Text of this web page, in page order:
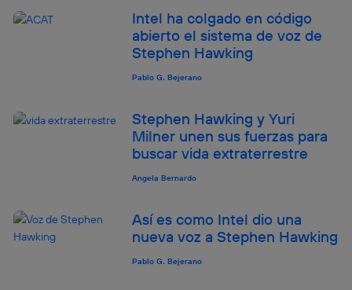
Intel ha colgado en código
abierto el sistema de voz de
Stephen Hawking
Pablo G. Bejerano
Stephen Hawking y Yuri
Milner unen sus fuerzas para
buscar vida extraterrestre
Angela Bernardo
Así es como Intel dio una
nueva voz a Stephen Hawking
Pablo G. Bejerano
Si utilizas una
conexión de banda ancha(p. ej., Wi-Fi),
el marketing o análisis se realizará en función de las
actividades de navegación de los miembros del hogar
que hayan dado su consentimiento.
navegación del usuario del móvil.
Puedes gestionar los consentimientos Utiq seleccionando
“Administrar Utiq” en la parte inferior de esta página web o
portal de privacidad de Utiq